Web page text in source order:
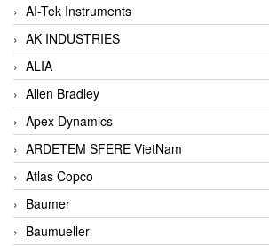
AI-Tek Instruments
AK INDUSTRIES
ALIA
Allen Bradley
Apex Dynamics
ARDETEM SFERE VietNam
Atlas Copco
Baumer
Baumueller